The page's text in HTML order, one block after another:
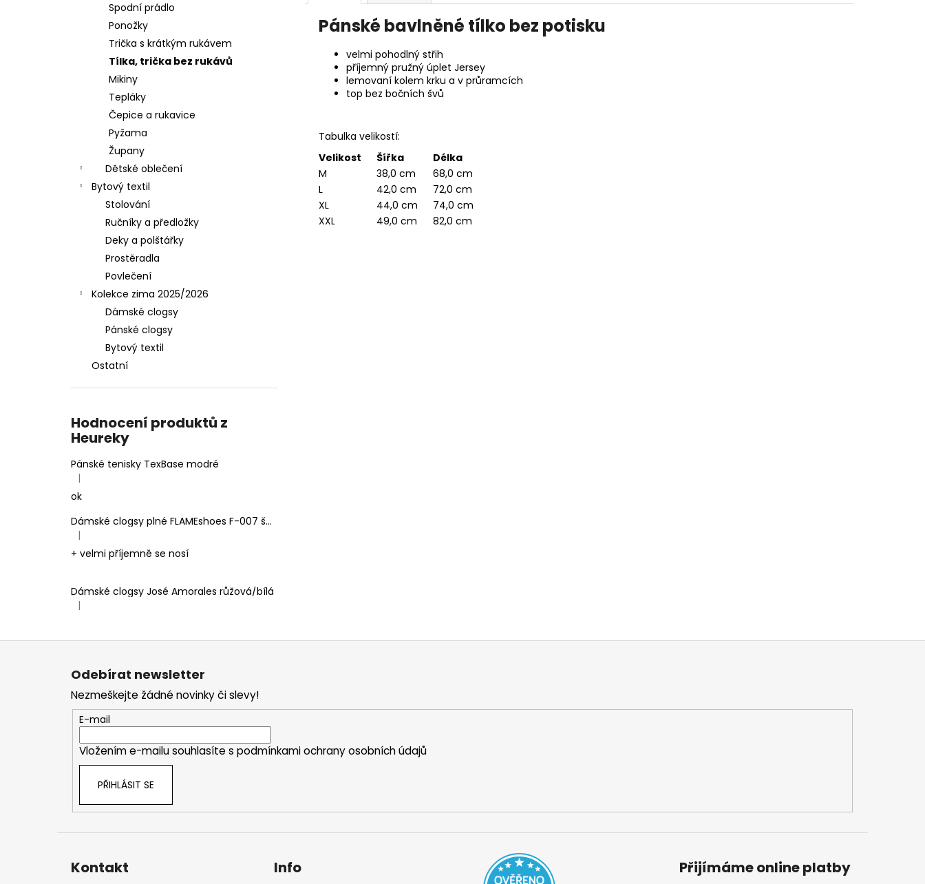
Spodní prádlo
Ponožky
Trička s krátkým rukávem
Tílka, trička bez rukávů
Mikiny
Tepláky
Čepice a rukavice
Pyžama
Župany
Dětské oblečení
Bytový textil
Stolování
Ručníky a předložky
Deky a polštářky
Prostěradla
Povlečení
Kolekce zima 2025/2026
Dámské clogsy
Pánské clogsy
Bytový textil
Ostatní
Hodnocení produktů z
Heureky
Pánské tenisky TexBase modré
Hodnocení produktu je 5 z 5 hvězdiček.
|
ok
Dámské clogsy plné FLAMEshoes F-007 šedé
Hodnocení produktu je 5 z 5 hvězdiček.
|
+ velmi příjemně se nosí
Dámské clogsy José Amorales růžová/bílá
Hodnocení produktu je 4 z 5 hvězdiček.
|
Pánské bavlněné tílko bez potisku
velmi pohodlný střih
příjemný pružný úplet Jersey
lemovaní kolem krku a v průramcích
top bez bočních švů
Tabulka velikostí:
Velikost
Šířka
Délka
M
38,0 cm
68,0 cm
L
42,0 cm
72,0 cm
XL
44,0 cm
74,0 cm
XXL
49,0 cm 82,0 cm
Z
Odebírat newsletter
Nezmeškejte žádné novinky či slevy!
E-mail
Vložením e-mailu souhlasíte s podmínkami ochrany osobních údajů
PŘIHLÁSIT SE
Kontakt Info Přijímáme online platby